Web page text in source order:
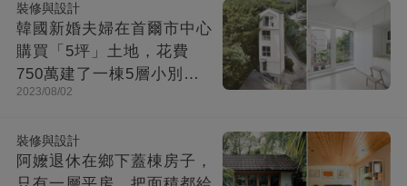
裝修與設計
韓國新婚夫婦在首爾市中心
購買「5坪」土地，花費
750萬建了一棟5層小別
墅：小房子卻幸福感爆棚
2023/08/02
裝修與設計
阿嬤退休在鄉下蓋棟房子，